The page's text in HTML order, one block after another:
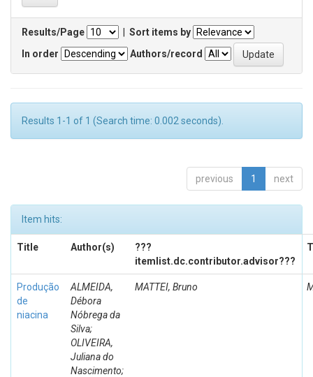
Results/Page
Sort items by
In order
Authors/record
Results 1-1 of 1 (Search time: 0.002 seconds).
previous 1 next
Item hits:
Title Author(s)
???
itemlist.dc.contributor.advisor???
Produção
de
niacina
ALMEIDA,
Débora
Nóbrega da
Silva;
OLIVEIRA,
Juliana do
Nascimento;
MATTEI, Bruno